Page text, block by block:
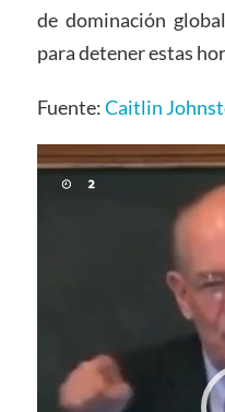
de dominación
para detener estas
Fuente:Caitlin
Video
Player